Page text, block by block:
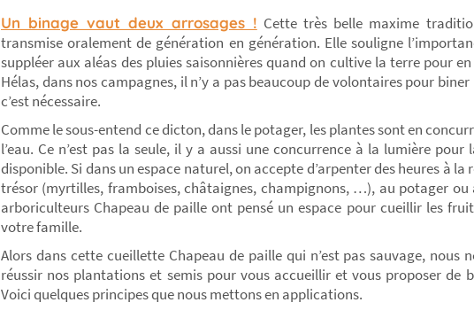
Un binage vaut deux arrosages ! Cette très belle maxime
transmise oralement de génération en génération. Elle souligne
suppléer aux aléas des pluies saisonnières quand on cultive la terre pour
Hélas, dans nos campagnes, il n’y a pas beaucoup de volontaires pour
c’est nécessaire.
Comme le sous-entend ce dicton, dans le potager, les plantes sont en
l’eau. Ce n’est pas la seule, il y a aussi une concurrence à la lumière pour
disponible. Si dans un espace naturel, on accepte d’arpenter des heures à
trésor (myrtilles, framboises, châtaignes, champignons, …), au potager ou
arboriculteurs Chapeau de paille ont pensé un espace pour cueillir les
votre famille.
Alors dans cette cueillette Chapeau de paille qui n’est pas sauvage, nous
réussir nos plantations et semis pour vous accueillir et vous proposer de
Voici quelques principes que nous mettons en applications.